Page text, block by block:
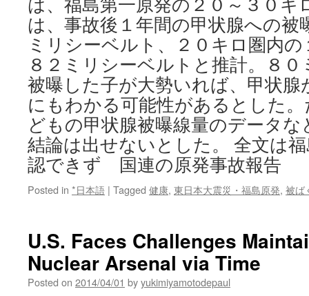
は、事故後１年間の甲状腺への被
ミリシーベルト、２０キロ圏内
８２ミリシーベルトと推計。８
被曝した子が大勢いれば、甲状腺
にもわかる可能性があるとした
どもの甲状腺被曝線量のデータ
結論は出せないとした。 全文は
認できず 国連の原発事故報告
Posted in *日本語 | Tagged 健康, 東日本大震災・福島原発, 被ば
U.S. Faces Challenges
Nuclear Arsenal via Time
Posted on 2014/04/01 byyukimiyamotodepaul